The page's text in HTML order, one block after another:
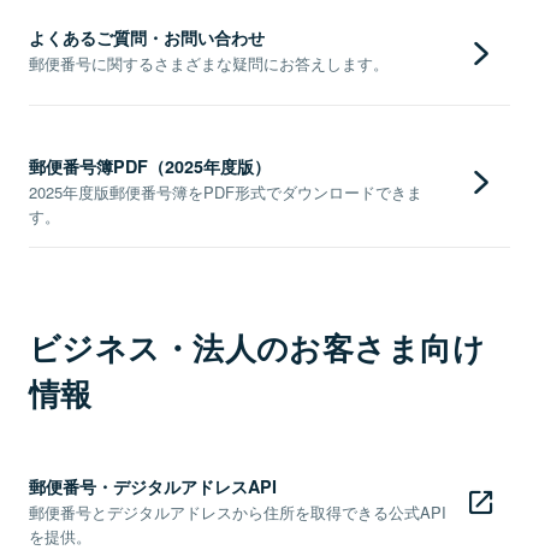
よくあるご質問・お問い合わせ
郵便番号に関するさまざまな疑問にお答えします。
郵便番号簿PDF（2025年度版）
2025年度版郵便番号簿をPDF形式でダウンロードできま
す。
ビジネス・法人のお客さま向け
情報
郵便番号・デジタルアドレスAPI
郵便番号とデジタルアドレスから住所を取得できる公式API
を提供。